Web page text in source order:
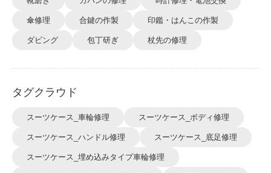
傘修理 合鍵の作製 印鑑・はんこの作製
ダビング 包丁研ぎ 杖先の修理
タグクラウド
スーツケース_車輪修理 スーツケース_ボディ修理
スーツケース_ハンドル修理 スーツケース_底足修理
スーツケース_埋め込みタイプ車輪修理